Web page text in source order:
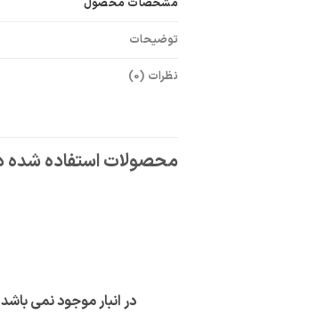
توضیحات
نظرات (0)
در انبار موجود نمی باشد